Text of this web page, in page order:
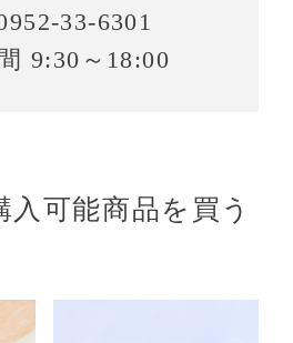
33-6301
9:30～18:00
可能商品を買う